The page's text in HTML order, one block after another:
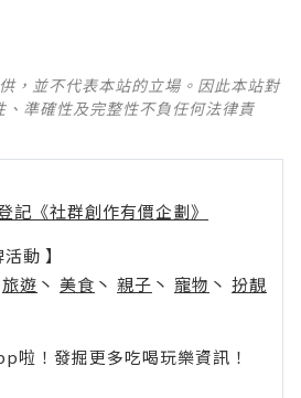
，並不代表本站的立場。因此本站對
準確性及完整性不負任何法律責
記《社群創作有價企劃》
動 】
旅遊 丶 美食 丶 親子 丶 寵物 丶 扮靚
！發掘更多吃喝玩樂資訊！